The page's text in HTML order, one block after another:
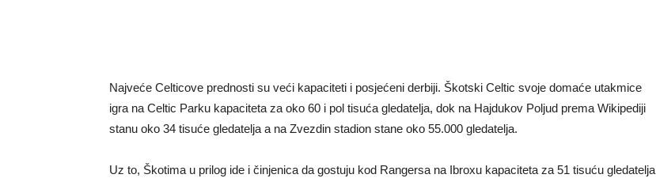
Najveće Celticove prednosti su veći kapaciteti i posjećeni derbiji. Škotski Celtic svoje domaće utakmice
igra na Celtic Parku kapaciteta za oko 60 i pol tisuća gledatelja, dok na Hajdukov Poljud prema Wikipediji
stanu oko 34 tisuće gledatelja a na Zvezdin stadion stane oko 55.000 gledatelja.
Uz to, Škotima u prilog ide i činjenica da gostuju kod Rangersa na Ibroxu kapaciteta za 51 tisuću gledatelja